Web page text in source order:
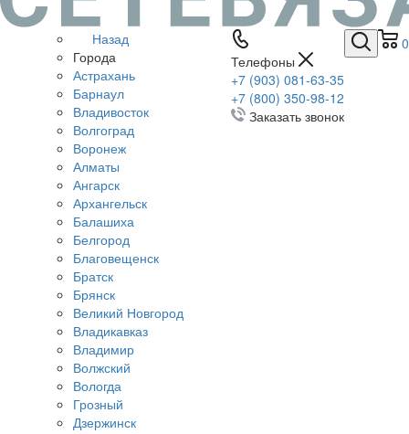
0
Телефоны
+7 (903) 081-63-35
+7 (800) 350-98-12
Заказать звонок
Назад
Города
Астрахань
Барнаул
Владивосток
Волгоград
Воронеж
Алматы
Ангарск
Архангельск
Балашиха
Белгород
Благовещенск
Братск
Брянск
Великий Новгород
Владикавказ
Владимир
Волжский
Вологда
Грозный
Дзержинск